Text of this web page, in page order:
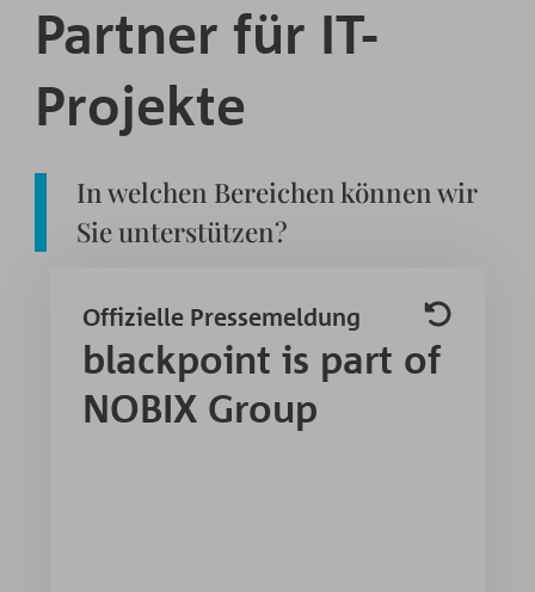
Partner für IT-
Projekte
In welchen Bereichen können wir
Sie unterstützen?
Offizielle Pressemeldung
blackpoint is part of
NOBIX Group
Dritte Übernahme in 2026:
NOBIX Group akquiriert